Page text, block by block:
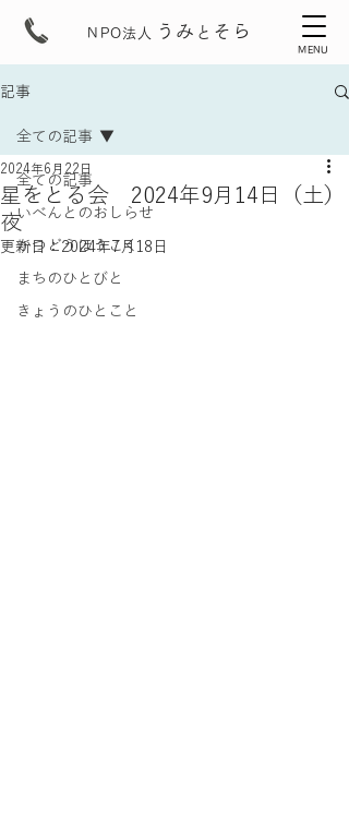
うみ と そら
NPO法人
MENU
記事
全ての記事
いべんとのおしらせ
かつどうほうこく
まちのひとびと
きょうのひとこと
全ての記事
星をとる会 2024年9月14日（土）
夜
2024年6月22日
更新日：2024年7月18日